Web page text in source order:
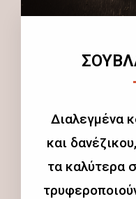
Διαλεγμένα
και
τα καλύτερα